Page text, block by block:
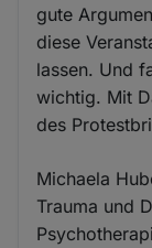
gute
diese
lassen. Und
wichtig. Mit
des
Michaela
Trauma und